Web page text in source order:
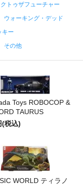
トゥザフューチャー
ウォーキング・デッド
キー
その他
Toys ROBOCOP &
TAURUS
(税込)
WORLD ティラノ